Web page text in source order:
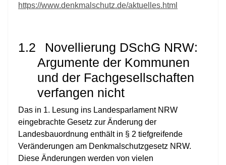
https://www.denkmalschutz.de/aktuelles.html
1.2
Novellierung DSchG NRW:
Argumente der Kommunen
und der Fachgesellschaften
verfangen nicht
Das in 1. Lesung ins Landesparlament NRW
eingebrachte Gesetz zur Änderung der
Landesbauordnung enthält in § 2 tiefgreifende
Veränderungen am Denkmalschutzgesetz NRW.
Diese Änderungen werden von vielen